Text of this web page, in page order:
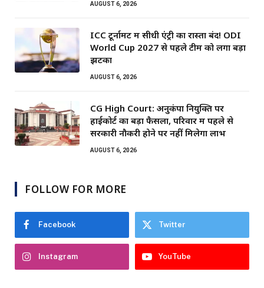
AUGUST 6, 2026
ICC टूर्नामेंट में सीधी एंट्री का रास्ता बंद! ODI
World Cup 2027 से पहले टीम को लगा बड़ा
झटका
AUGUST 6, 2026
CG High Court: अनुकंपा नियुक्ति पर
हाईकोर्ट का बड़ा फैसला, परिवार में पहले से
सरकारी नौकरी होने पर नहीं मिलेगा लाभ
AUGUST 6, 2026
FOLLOW FOR MORE
Facebook Twitter
Instagram YouTube